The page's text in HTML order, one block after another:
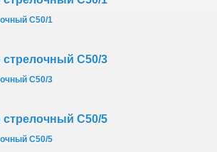
С50/1
С50/3
С50/5